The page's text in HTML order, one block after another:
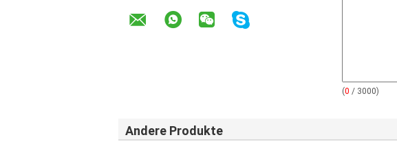
(0 / 3000)
Andere Produkte